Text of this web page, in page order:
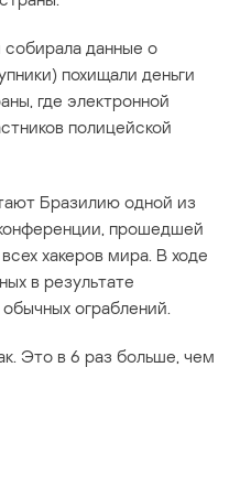
собирала данные о
похищали деньги
где электронной
полицейской
Бразилию одной из
прошедшей
хакеров мира. В ходе
в результате
ограблений.
Это в 6 раз больше, чем